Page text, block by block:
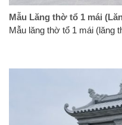
Mẫu Lăng thờ tổ 1 mái
Mẫu lăng thờ tổ 1 mái (lăng